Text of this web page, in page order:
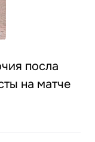
посла
на матче